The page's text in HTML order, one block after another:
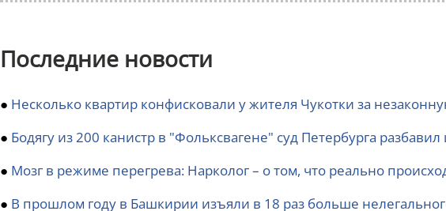
Последние новости
● Несколько квартир конфисковали у жителя Чукотки за
● Бодягу из 200 канистр в "Фольксвагене" суд Петербурга
● Мозг в режиме перегрева: Нарколог – о том, что реально
● В прошлом году в Башкирии изъяли в 18 раз больше